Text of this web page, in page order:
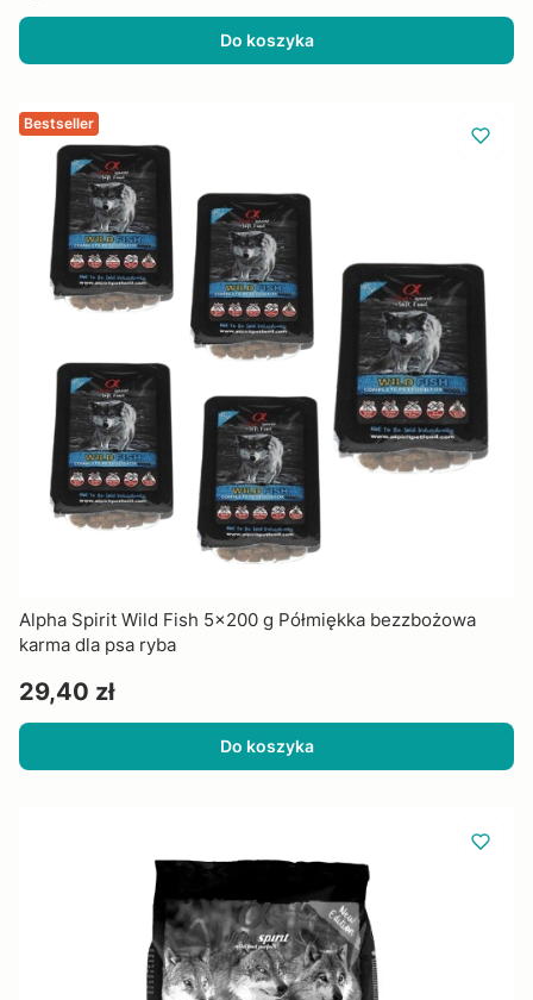
Do koszyka
Bestseller
Alpha Spirit Wild Fish 5x200 g Półmiękka bezzbożowa
karma dla psa ryba
Cena
29,40 zł
Do koszyka